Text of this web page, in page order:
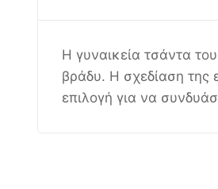
Η γυναικεία τσάντα
βράδυ. Η σχεδίαση της
επιλογή για να